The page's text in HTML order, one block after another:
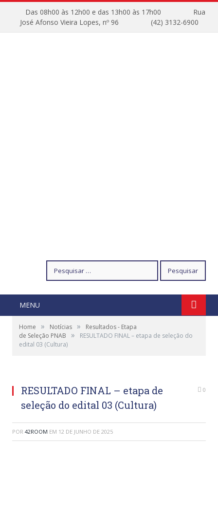
Das 08h00 às 12h00 e das 13h00 às 17h00
Rua
José Afonso Vieira Lopes, nº 96
(42) 3132-6900
por:
MENU
Home » Notícias »
Resultados - Etapa
de Seleção PNAB
»
RESULTADO FINAL – etapa de seleção do
edital 03 (Cultura)
RESULTADO FINAL – etapa de
seleção do edital 03 (Cultura)
0
POR 42ROOM EM 12 DE JUNHO DE 2025